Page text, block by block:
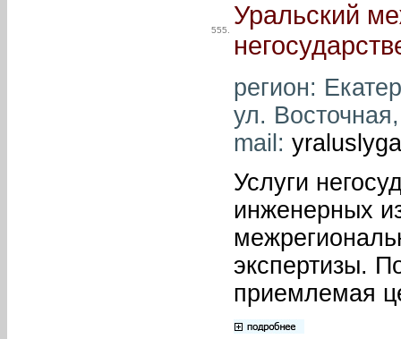
555.
Уральский
регион:
ул.
mail:
Услуги
инженерных
экспертизы.
приемлемая